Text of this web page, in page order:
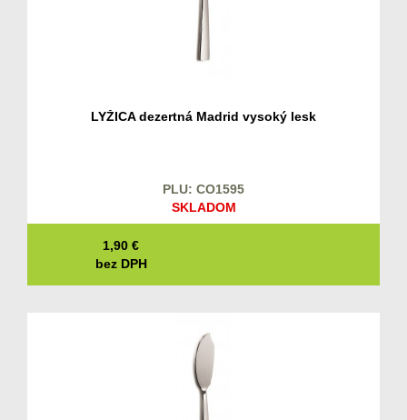
LYŽICA dezertná Madrid vysoký lesk
PLU: CO1595
SKLADOM
1,90 €
bez DPH